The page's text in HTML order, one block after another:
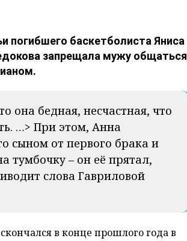
погибшего баскетболиста Яниса
запрещала мужу общаться
она бедная, несчастная, что
…> При этом, Анна
сыном от первого брака и
тумбочку – он её прятал,
слова Гавриловой
в конце прошлого года в